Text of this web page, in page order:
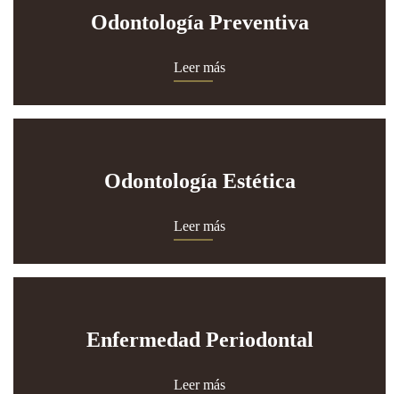
Odontología Preventiva
Leer más
Odontología Estética
Leer más
Enfermedad Periodontal
Leer más